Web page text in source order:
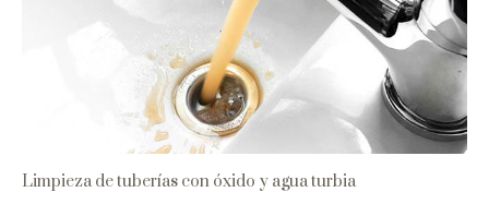
Limpieza de tuberías con óxido y agua turbia